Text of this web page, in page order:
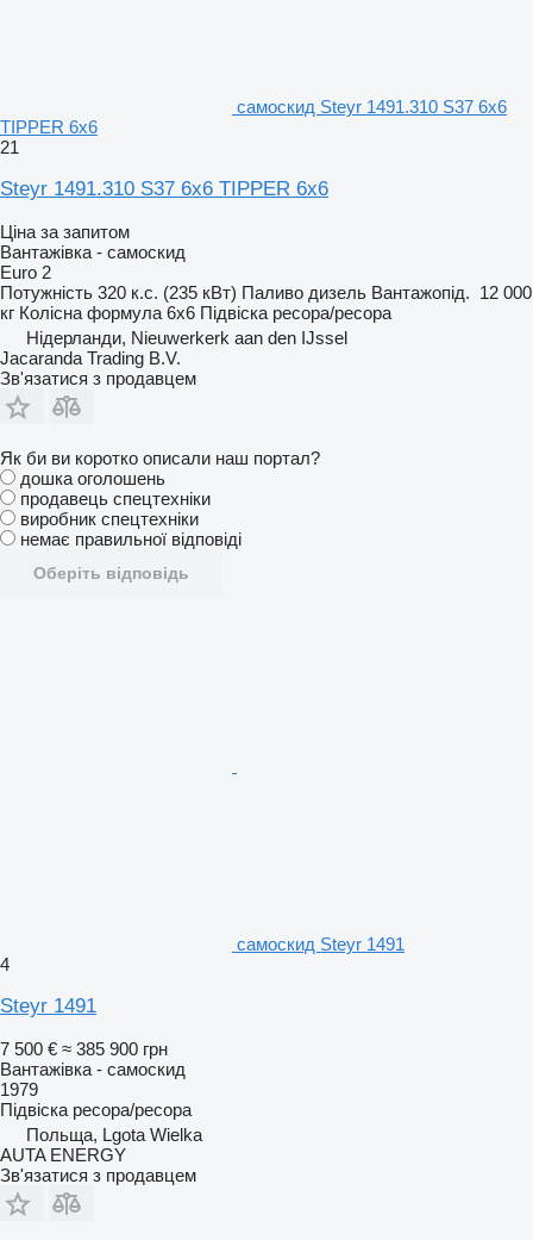
самоскид Steyr 1491.310 S37 6x6
TIPPER 6x6
21
Steyr 1491.310 S37 6x6 TIPPER 6x6
Ціна за запитом
Вантажівка - самоскид
Euro 2
Потужність 320 к.с. (235 кВт) Паливо дизель Вантажопід. 12 000
кг Колісна формула 6x6 Підвіска ресора/ресора
Нідерланди, Nieuwerkerk aan den IJssel
Jacaranda Trading B.V.
Зв'язатися з продавцем
Як би ви коротко описали наш портал?
дошка оголошень
продавець спецтехніки
виробник спецтехніки
немає правильної відповіді
Оберіть відповідь
самоскид Steyr 1491
4
Steyr 1491
7 500 € ≈ 385 900 грн
Вантажівка - самоскид
1979
Підвіска ресора/ресора
Польща, Lgota Wielka
AUTA ENERGY
Зв'язатися з продавцем